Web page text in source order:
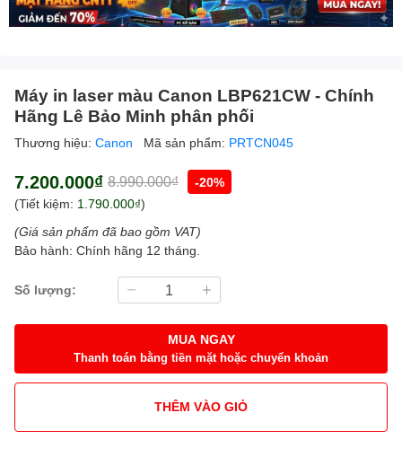
Máy in laser màu Canon LBP621CW - Chính
Hãng Lê Bảo Minh phân phối
Thương hiệu: Canon Mã sản phẩm: PRTCN045
7.200.000₫ 8.990.000₫
-20%
(Tiết kiệm: 1.790.000₫)
(Giá sản phẩm đã bao gồm VAT)
Bảo hành: Chính hãng 12 tháng.
Số lượng:
MUA NGAY
Thanh toán bằng tiền mặt hoặc chuyển khoản
THÊM VÀO GIỎ